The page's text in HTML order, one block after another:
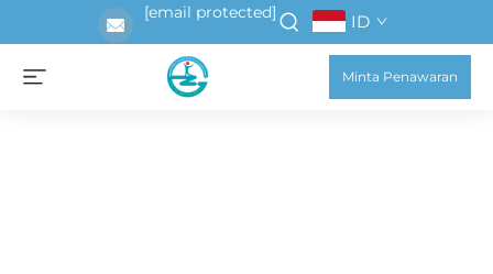
[email protected] ID
Minta Penawaran